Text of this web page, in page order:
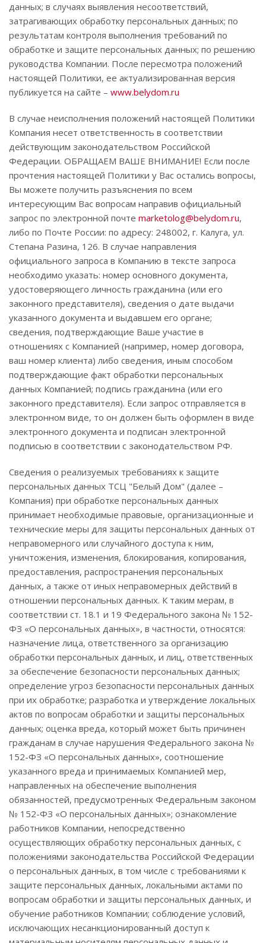
данных; в случаях выявления несоответствий,
затрагивающих обработку персональных данных; по
результатам контроля выполнения требований по
обработке и защите персональных данных; по решению
руководства Компании. После пересмотра положений
настоящей Политики, ее актуализированная версия
публикуется на сайте – www.belydom.ru
В случае неисполнения положений настоящей Политики
Компания несет ответственность в соответствии
действующим законодательством Российской
Федерации. ОБРАЩАЕМ ВАШЕ ВНИМАНИЕ! Если после
прочтения настоящей Политики у Вас остались вопросы,
Вы можете получить разъяснения по всем
интересующим Вас вопросам направив официальный
запрос по электронной почте marketolog@belydom.ru,
либо по Почте России: по адресу: 248002, г. Калуга, ул.
Степана Разина, 126. В случае направления
официального запроса в Компанию в тексте запроса
необходимо указать: номер основного документа,
удостоверяющего личность гражданина (или его
законного представителя), сведения о дате выдачи
указанного документа и выдавшем его органе;
сведения, подтверждающие Ваше участие в
отношениях с Компанией (например, номер договора,
ваш номер клиента) либо сведения, иным способом
подтверждающие факт обработки персональных
данных Компанией; подпись гражданина (или его
законного представителя). Если запрос отправляется в
электронном виде, то он должен быть оформлен в виде
электронного документа и подписан электронной
подписью в соответствии с законодательством РФ.
Сведения о реализуемых требованиях к защите
персональных данных ТСЦ "Белый Дом" (далее –
Компания) при обработке персональных данных
принимает необходимые правовые, организационные и
технические меры для защиты персональных данных от
неправомерного или случайного доступа к ним,
уничтожения, изменения, блокирования, копирования,
предоставления, распространения персональных
данных, а также от иных неправомерных действий в
отношении персональных данных. К таким мерам, в
соответствии ст. 18.1 и 19 Федерального закона № 152-
ФЗ «О персональных данных», в частности, относятся:
назначение лица, ответственного за организацию
обработки персональных данных, и лиц, ответственных
за обеспечение безопасности персональных данных;
определение угроз безопасности персональных данных
при их обработке; разработка и утверждение локальных
актов по вопросам обработки и защиты персональных
данных; оценка вреда, который может быть причинен
гражданам в случае нарушения Федерального закона №
152-ФЗ «О персональных данных», соотношение
указанного вреда и принимаемых Компанией мер,
направленных на обеспечение выполнения
обязанностей, предусмотренных Федеральным законом
№ 152-ФЗ «О персональных данных»; ознакомление
работников Компании, непосредственно
осуществляющих обработку персональных данных, с
положениями законодательства Российской Федерации
о персональных данных, в том числе с требованиями к
защите персональных данных, локальными актами по
вопросам обработки и защиты персональных данных, и
обучение работников Компании; соблюдение условий,
исключающих несанкционированный доступ к